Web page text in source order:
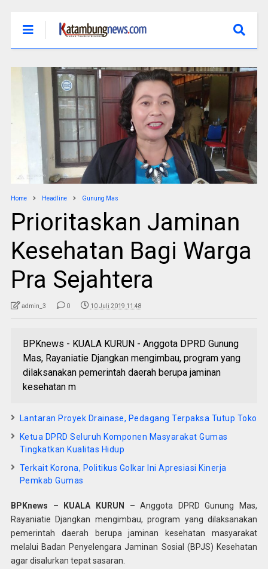
Home Headline Gunung Mas
Prioritaskan Jaminan
Kesehatan Bagi Warga
Pra Sejahtera
admin_3 0 10 Juli 2019 11:48
BPKnews - KUALA KURUN - Anggota DPRD Gunung
Mas, Rayaniatie Djangkan mengimbau, program yang
dilaksanakan pemerintah daerah berupa jaminan
kesehatan m
Lantaran Proyek Drainase, Pedagang Terpaksa Tutup Toko
Ketua DPRD Seluruh Komponen Masyarakat Gumas
Tingkatkan Kualitas Hidup
Terkait Korona, Politikus Golkar Ini Apresiasi Kinerja
Pemkab Gumas
BPKnews – KUALA KURUN – Anggota DPRD Gunung Mas,
Rayaniatie Djangkan mengimbau, program yang dilaksanakan
pemerintah daerah berupa jaminan kesehatan masyarakat
melalui Badan Penyelengara Jaminan Sosial (BPJS) Kesehatan
agar disalurkan tepat sasaran.